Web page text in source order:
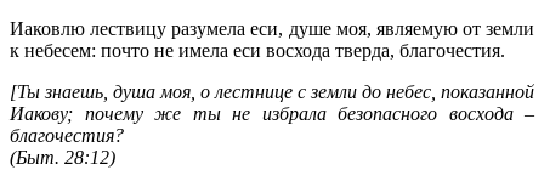
Иаковлю лествицу разумела еси, душе моя, являемую от земли
к небесем: почто не имела еси восхода тверда, благочестия.
[Ты знаешь, душа моя, о лестнице с земли до небес, показанной
Иакову; почему же ты не избрала безопасного восхода –
благочестия?
(Быт. 28:12)